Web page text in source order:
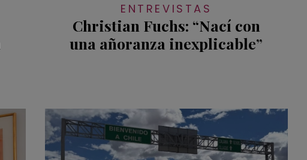
ENTREVISTAS
Christian Fuchs: “Nací con
una añoranza inexplicable”